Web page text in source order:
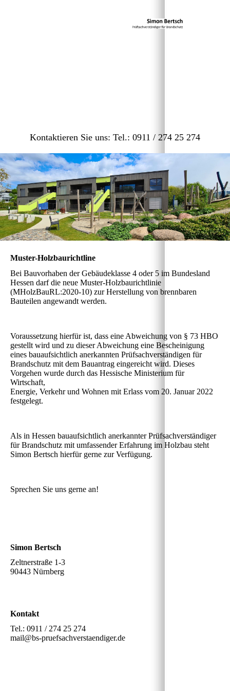
Kontaktieren Sie uns: Tel.: 0911 / 274 25 274
Muster-Holzbaurichtline
Bei Bauvorhaben der Gebäudeklasse 4 oder 5 im Bundesland
Hessen darf die neue Muster-Holzbaurichtlinie
(MHolzBauRL:2020-10) zur Herstellung von brennbaren
Bauteilen angewandt werden.
Voraussetzung hierfür ist, dass eine Abweichung von § 73 HBO
gestellt wird und zu dieser Abweichung eine Bescheinigung
eines bauaufsichtlich anerkannten Prüfsachverständigen für
Brandschutz mit dem Bauantrag eingereicht wird. Dieses
Vorgehen wurde durch das Hessische Ministerium für
Wirtschaft,
Energie, Verkehr und Wohnen mit Erlass vom 20. Januar 2022
festgelegt.
Als in Hessen bauaufsichtlich anerkannter Prüfsachverständiger
für Brandschutz mit umfassender Erfahrung im Holzbau steht
Simon Bertsch hierfür gerne zur Verfügung.
Sprechen Sie uns gerne an!
Simon Bertsch
Zeltnerstraße 1-3
90443 Nürnberg
Kontakt
Tel.: 0911 / 274 25 274
mail@bs-pruefsachverstaendiger.de